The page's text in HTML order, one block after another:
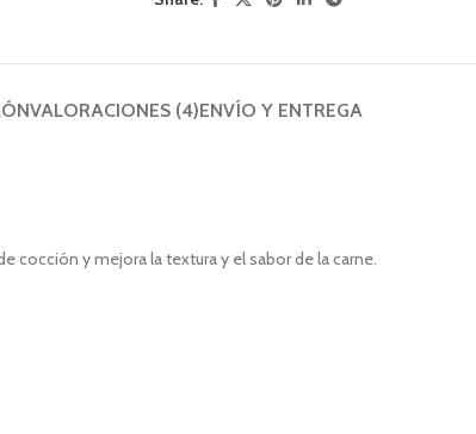
VALORACIONES (4)ENVÍO Y ENTREGA
cocción y mejora la textura y el sabor de la carne.